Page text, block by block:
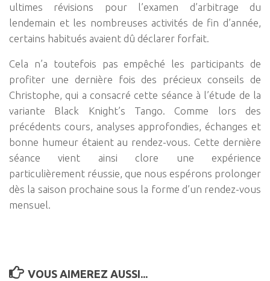
ultimes révisions pour l’examen d’arbitrage du
lendemain et les nombreuses activités de fin d’année,
certains habitués avaient dû déclarer forfait.
Cela n’a toutefois pas empêché les participants de
profiter une dernière fois des précieux conseils de
Christophe, qui a consacré cette séance à l’étude de la
variante Black Knight’s Tango. Comme lors des
précédents cours, analyses approfondies, échanges et
bonne humeur étaient au rendez-vous. Cette dernière
séance vient ainsi clore une expérience
particulièrement réussie, que nous espérons prolonger
dès la saison prochaine sous la forme d’un rendez-vous
mensuel.
VOUS AIMEREZ AUSSI...